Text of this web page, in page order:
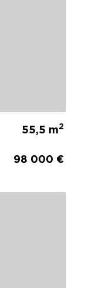
55,5 m2
98 000 €